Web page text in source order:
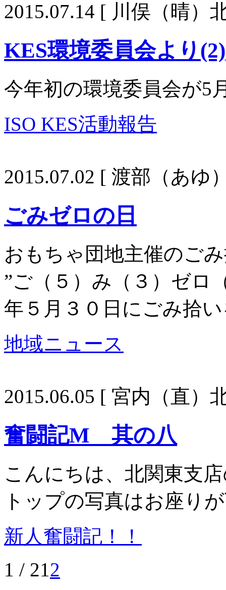
2015.07.14 [ 川俣（晴）
KES環境委員会より(2)
今年初の環境委員会が5
ISO KES活動報告
2015.07.02 [ 渡部（あゆ
ごみゼロの日
おもちゃ団地主催のご
”ご（５）み（３）ゼロ
年５月３０日にごみ拾
地域ニュース
2015.06.05 [ 宮内（直）
奮闘記M 其の八
こんにちは、北関東支
トップの写真はお座り
新人奮闘記！！
1 / 212